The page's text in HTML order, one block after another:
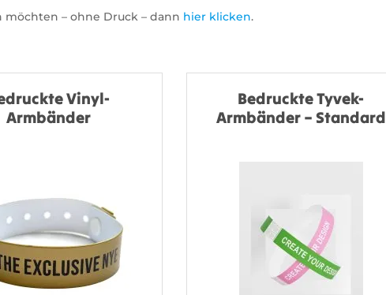
– ohne Druck – dann hier klicken.
Vinyl-
Armbänder
Bedruckte Tyvek-
Armbänder – Standard